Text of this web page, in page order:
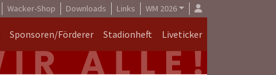
Wacker-Shop Downloads Links WM 2026
Sponsoren/Förderer Stadionheft Liveticker